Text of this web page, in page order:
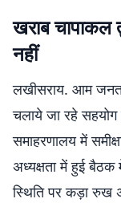
खराब चापाकल
नहीं
लखीसराय. आम
चलाये जा रहे सहयोग
समाहरणालय में
अध्यक्षता में हुई बैठक
स्थिति पर कड़ा रुख